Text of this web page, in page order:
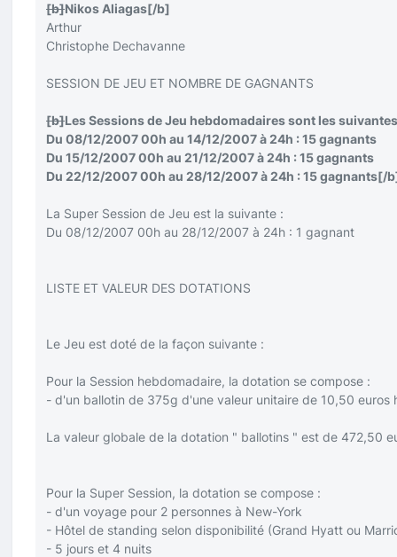
[b]Nikos Aliagas[/b]
Arthur
Christophe Dechavanne
SESSION DE JEU ET NOMBRE DE GAGNANTS
[b]Les Sessions de Jeu hebdomadaires sont les
Du 08/12/2007 00h au 14/12/2007 à 24h : 15 gagnants
Du 15/12/2007 00h au 21/12/2007 à 24h : 15 gagnants
Du 22/12/2007 00h au 28/12/2007 à 24h : 15 gagnants[/
La Super Session de Jeu est la suivante :
Du 08/12/2007 00h au 28/12/2007 à 24h : 1 gagnant
LISTE ET VALEUR DES DOTATIONS
Le Jeu est doté de la façon suivante :
Pour la Session hebdomadaire, la dotation se compose :
- d'un ballotin de 375g d'une valeur unitaire de 10,50 euros
La valeur globale de la dotation " ballotins " est de 472,50
Pour la Super Session, la dotation se compose :
- d'un voyage pour 2 personnes à New-York
- Hôtel de standing selon disponibilité (Grand Hyatt ou
- 5 jours et 4 nuits